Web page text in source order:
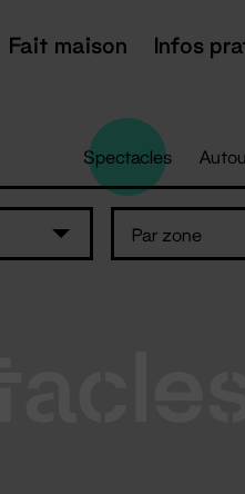
Fait maison Infos
Spectacles
Par zone